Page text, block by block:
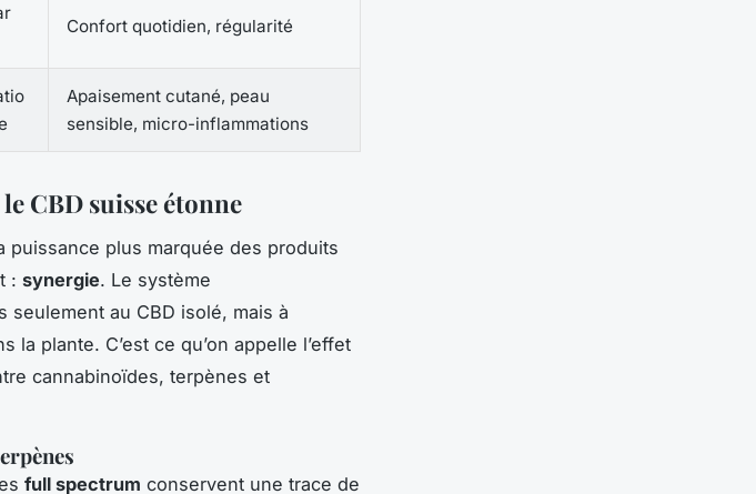
Confort quotidien, régularité
Apaisement cutané, peau
sensible, micro-inflammations
CBD suisse étonne
puissance plus marquée des produits
: synergie. Le système
seulement au CBD isolé, mais à
la plante. C’est ce qu’on appelle l’effet
cannabinoïdes, terpènes et
full spectrum conservent une trace de